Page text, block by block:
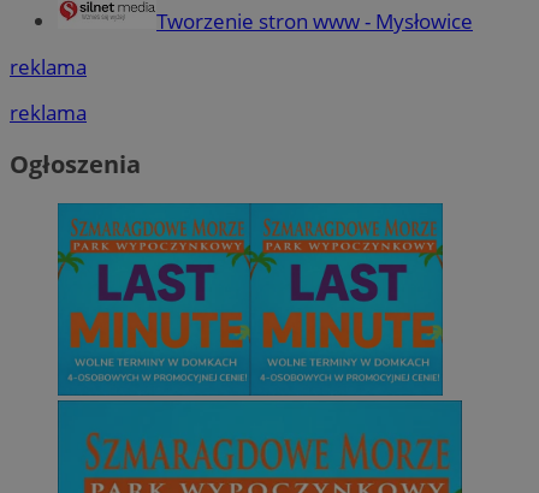
Tworzenie stron www - Mysłowice
reklama
reklama
Ogłoszenia